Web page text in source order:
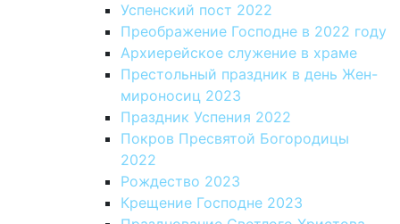
Успенский пост 2022
Преображение Господне в 2022 году
Архиерейское служение в храме
Престольный праздник в день Жен-
мироносиц 2023
Праздник Успения 2022
Покров Пресвятой Богородицы
2022
Рождество 2023
Крещение Господне 2023